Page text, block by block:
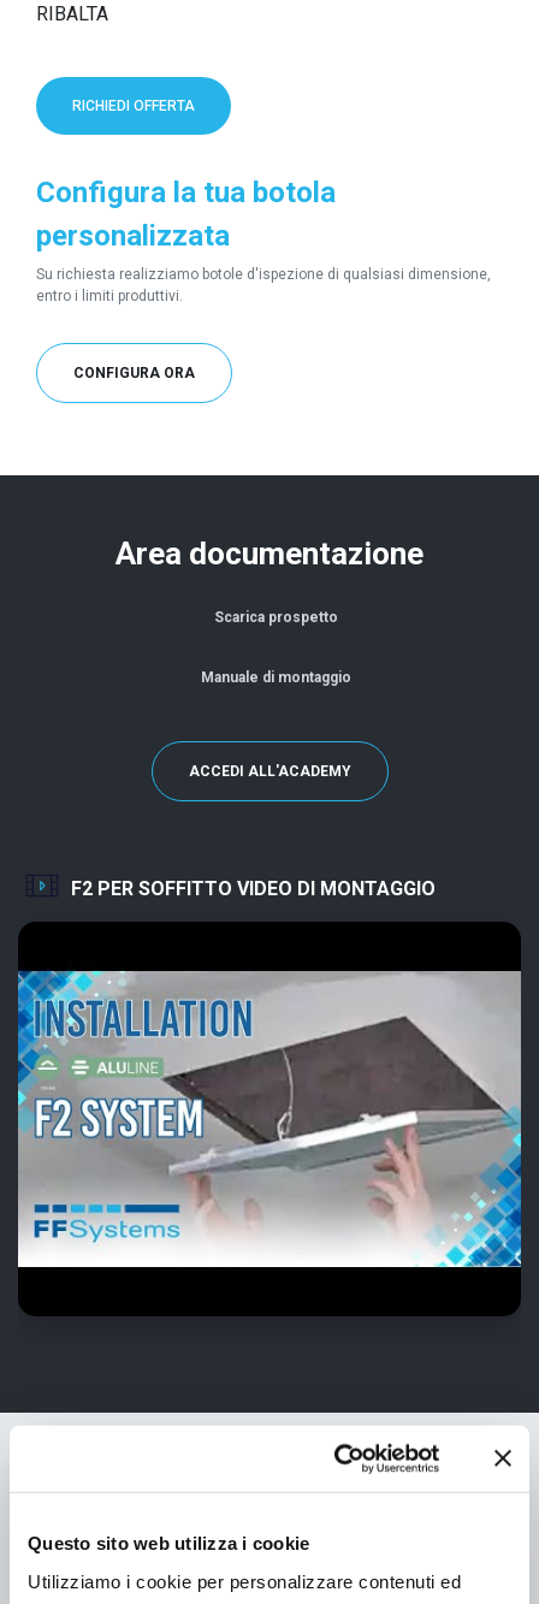
Questo sito web utilizza i cookie
Utilizziamo i cookie per personalizzare contenuti ed
RIBALTA
RICHIEDI OFFERTA
Configura la tua botola
personalizzata
Su richiesta realizziamo botole d'ispezione di qualsiasi dimensione,
entro i limiti produttivi.
CONFIGURA ORA
Area documentazione
Scarica prospetto
Manuale di montaggio
ACCEDI ALL'ACADEMY
F2 PER SOFFITTO VIDEO DI MONTAGGIO
Informazioni di prodotto